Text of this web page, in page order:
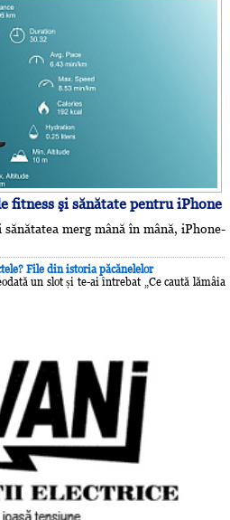
fitness şi sănătate pentru iPhone
merg mână în mână, iPhone-
File din istoria păcănelelor
un slot și te-ai întrebat „Ce caută lămâia